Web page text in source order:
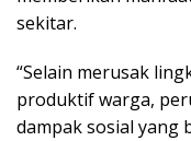
sekitar.
“Selain merusak
produktif warga,
dampak sosial yang